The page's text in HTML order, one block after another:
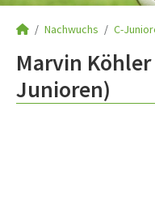
Nachwuchs C-
Marvin
Junioren)